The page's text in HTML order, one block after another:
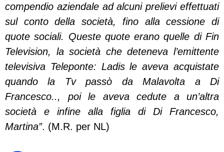
compendio aziendale ad alcuni prelievi effettuati
sul conto della società, fino alla cessione di
quote sociali. Queste quote erano quelle di Fin
Television, la società che deteneva l’emittente
televisiva Teleponte: Ladis le aveva acquistate
quando la Tv passò da Malavolta a Di
Francesco.., poi le aveva cedute a un’altra
società e infine alla figlia di Di Francesco,
Martina”. (M.R. per NL)